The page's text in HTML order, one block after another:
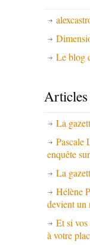
Le blog
Articles
La
Pascale
enquête
La
Hélène
devient un
Et si vos
à votre